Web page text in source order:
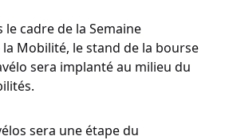
le cadre de la Semaine
Mobilité, le stand de la bourse
sera implanté au milieu du
sera une étape du